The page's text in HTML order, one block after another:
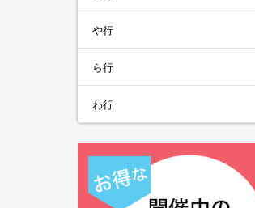
や行
ら行
わ行